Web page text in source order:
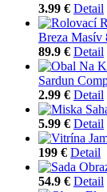
3.99 € Detail
Breza Masív
89.9 € Detail
Sardun
2.99 € Detail
5.99 € Detail
199 € Detail
54.9 € Detail